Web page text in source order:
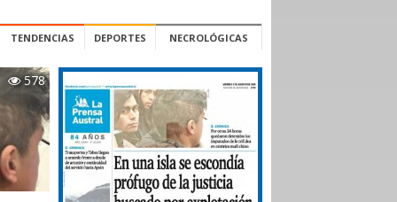
TENDENCIAS DEPORTES NECROLÓGICAS
578